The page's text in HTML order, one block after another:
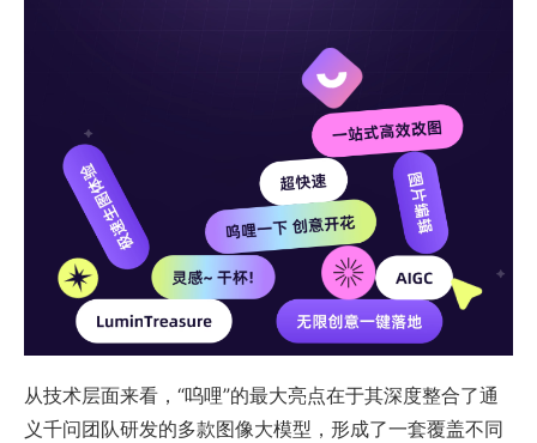
从技术层面来看，“呜哩”的最大亮点在于其深度整合了通
义千问团队研发的多款图像大模型，形成了一套覆盖不同